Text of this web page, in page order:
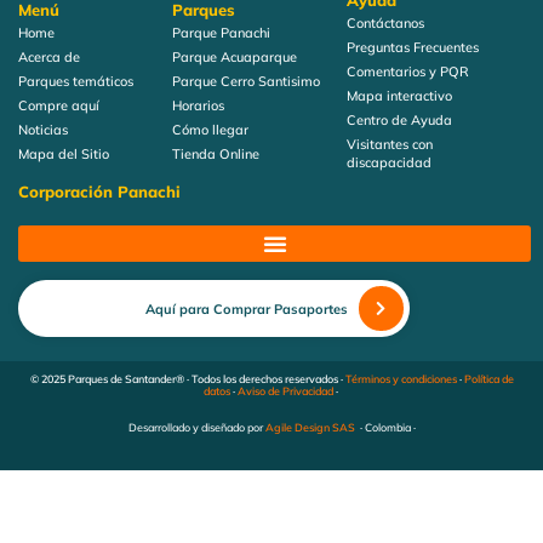
Menú
Home
Acerca de
Parques temáticos
Compre aquí
Noticias
Mapa del Sitio
Parques
Parque Panachi
Parque Acuaparque
Parque Cerro Santisimo
Horarios
Cómo llegar
Tienda Online
Contáctanos
Preguntas Frecuentes
Comentarios y PQR
Mapa interactivo
Centro de Ayuda
Visitantes con
discapacidad
Corporación Panachi
Aquí para Comprar Pasaportes
© 2025 Parques de Santander® · Todos los derechos reservados ·Términos y condiciones·Política de
datos·Aviso de Privacidad·
Desarrollado y diseñado porAgile Design SAS· Colombia ·